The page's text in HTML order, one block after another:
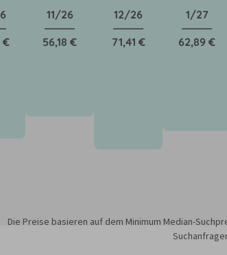
€
11/26
56,18 €
12/26
71,41 €
1/27
62,89 €
Die Preise basieren auf dem Minimum Median-